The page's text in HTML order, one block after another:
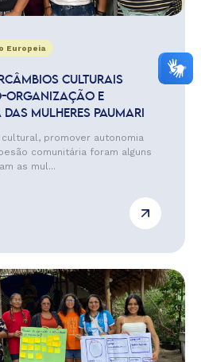
Europeia
CULTURAIS
ORGANIZAÇÃO E
MULHERES PAUMARI
promover autonomia
comunitária foram alguns
as mul...